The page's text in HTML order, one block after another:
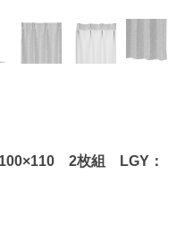
2枚組 LGY：